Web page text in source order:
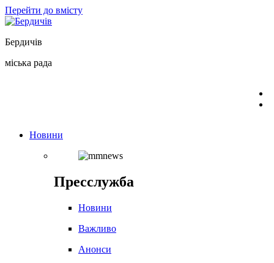
Перейти до вмісту
Бердичів
міська рада
Новини
Пресслужба
Новини
Важливо
Анонси